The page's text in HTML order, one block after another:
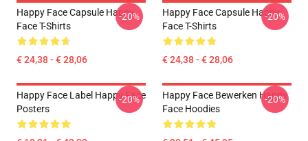
Happy Face Capsule Happy
Face T-Shirts
€ 24,38 - € 28,06
-20%
Happy Face Capsule Happy
Face T-Shirts
€ 24,38 - € 28,06
-20%
Happy Face Label Happy Face
Posters
-20%
Happy Face Bewerken Happy
Face Hoodies
-20%